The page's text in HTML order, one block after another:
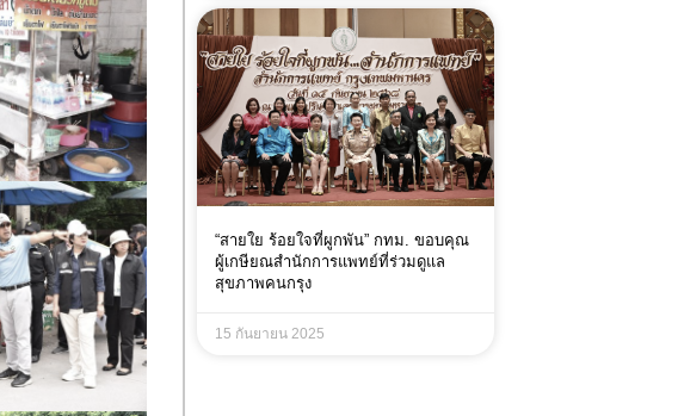
“สายใย ร้อยใจที่ผูกพัน” กทม. ขอบคุณ
ผู้เกษียณสำนักการแพทย์ที่ร่วมดูแล
สุขภาพคนกรุง
15 กันยายน 2025